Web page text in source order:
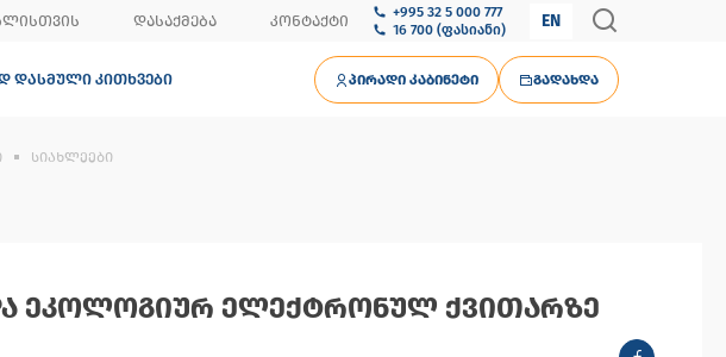
ᲓᲐᲡᲐᲥᲛᲔᲑᲐ ᲙᲝᲜᲢᲐᲥᲢᲘ
+995 32 5 000 777
16 700 (ფასიანი)
EN
ᲓᲐᲡᲛᲣᲚᲘ ᲙᲘᲗᲮᲕᲔᲑᲘ ᲞᲘᲠᲐᲓᲘ ᲙᲐᲑᲘᲜᲔᲢᲘ ᲒᲐᲓᲐᲮᲓᲐ
ᲡᲘᲐᲮᲚᲔᲔᲑᲘ
ᲔᲙᲝᲚᲝᲒᲘᲣᲠ ᲔᲚᲔᲥᲢᲠᲝᲜᲣᲚ ᲥᲕᲘᲗᲐᲠᲖᲔ